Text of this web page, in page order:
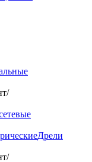
/
Дрели
/